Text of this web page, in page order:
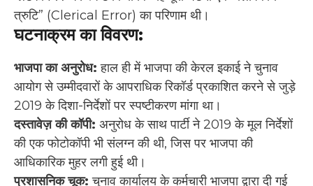
त्रुटि” (Clerical Error) का परिणाम थी।
घटनाक्रम का विवरण:
भाजपा का अनुरोध: हाल ही में भाजपा की केरल इकाई ने चुनाव
आयोग से उम्मीदवारों के आपराधिक रिकॉर्ड प्रकाशित करने से जुड़े
2019 के दिशा-निर्देशों पर स्पष्टीकरण मांगा था।
दस्तावेज़ की कॉपी: अनुरोध के साथ पार्टी ने 2019 के मूल निर्देशों
की एक फोटोकॉपी भी संलग्न की थी, जिस पर भाजपा की
आधिकारिक मुहर लगी हुई थी।
प्रशासनिक चूक: चुनाव कार्यालय के कर्मचारी भाजपा द्वारा दी गई